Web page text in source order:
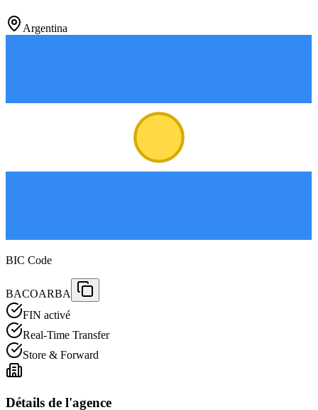
Argentina
BIC Code
BACOARBA
FIN activé
Real-Time Transfer
Store & Forward
Détails de l'agence